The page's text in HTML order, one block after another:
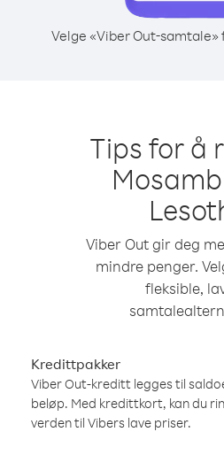
Velge «Viber Out-
Tips for å
Viber Out gir deg
mindre penger.
fleksible,
Kredittpakker
Viber Out-kreditt legges til
beløp. Med kredittkort, kan du
verden til Vibers lave priser.